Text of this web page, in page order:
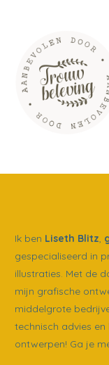
Ik ben Liseth Blitz,
gespecialiseerd in
illustraties. Met de
mijn grafische
middelgrote
technisch advies
ontwerpen! Ga je